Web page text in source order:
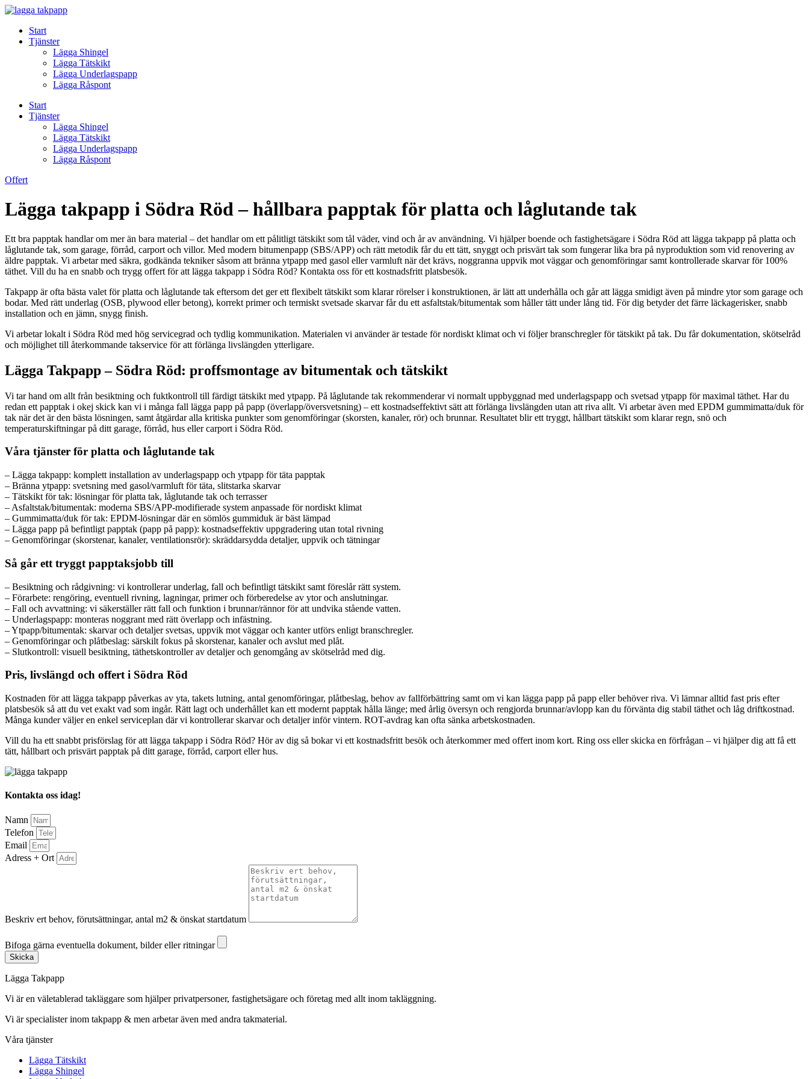
Skip
contentStart
Tjänster
Lägga Shingel
Lägga Tätskikt
Lägga Underlagspapp
Lägga Råspont
Start
Tjänster
Lägga Shingel
Lägga Tätskikt
Lägga Underlagspapp
Lägga Råspont
Offert
Lägga takpapp i Södra Röd – hållbara papptak för platta och låglutande tak
Ett bra papptak handlar om mer än bara material – det handlar om ett pålitligt tätskikt som tål väder, vind och år av användning. Vi hjälper boende och fastighetsägare i Södra Röd att lägga takpapp på platta och
låglutande tak, som garage, förråd, carport och villor. Med modern bitumenpapp (SBS/APP) och rätt metodik får du ett tätt, snyggt och prisvärt tak som fungerar lika bra på nyproduktion som vid renovering av
äldre papptak. Vi arbetar med säkra, godkända tekniker såsom att bränna ytpapp med gasol eller varmluft när det krävs, noggranna uppvik mot väggar och genomföringar samt kontrollerade skarvar för 100%
täthet. Vill du ha en snabb och trygg offert för att lägga takpapp i Södra Röd? Kontakta oss för ett kostnadsfritt platsbesök.
Takpapp är ofta bästa valet för platta och låglutande tak eftersom det ger ett flexibelt tätskikt som klarar rörelser i konstruktionen, är lätt att underhålla och går att lägga smidigt även på mindre ytor som garage och
bodar. Med rätt underlag (OSB, plywood eller betong), korrekt primer och termiskt svetsade skarvar får du ett asfaltstak/bitumentak som håller tätt under lång tid. För dig betyder det färre läckagerisker, snabb
installation och en jämn, snygg finish.
Vi arbetar lokalt i Södra Röd med hög servicegrad och tydlig kommunikation. Materialen vi använder är testade för nordiskt klimat och vi följer branschregler för tätskikt på tak. Du får dokumentation, skötselråd
och möjlighet till återkommande takservice för att förlänga livslängden ytterligare.
Lägga Takpapp – Södra Röd: proffsmontage av bitumentak och tätskikt
Vi tar hand om allt från besiktning och fuktkontroll till färdigt tätskikt med ytpapp. På låglutande tak rekommenderar vi normalt uppbyggnad med underlagspapp och svetsad ytpapp för maximal täthet. Har du
redan ett papptak i okej skick kan vi i många fall lägga papp på papp (överlapp/översvetsning) – ett kostnadseffektivt sätt att förlänga livslängden utan att riva allt. Vi arbetar även med EPDM gummimatta/duk för
tak när det är den bästa lösningen, samt åtgärdar alla kritiska punkter som genomföringar (skorsten, kanaler, rör) och brunnar. Resultatet blir ett tryggt, hållbart tätskikt som klarar regn, snö och
temperaturskiftningar på ditt garage, förråd, hus eller carport i Södra Röd.
Våra tjänster för platta och låglutande tak
– Lägga takpapp: komplett installation av underlagspapp och ytpapp för täta papptak
– Bränna ytpapp: svetsning med gasol/varmluft för täta, slitstarka skarvar
– Tätskikt för tak: lösningar för platta tak, låglutande tak och terrasser
– Asfaltstak/bitumentak: moderna SBS/APP-modifierade system anpassade för nordiskt klimat
– Gummimatta/duk för tak: EPDM-lösningar där en sömlös gummiduk är bäst lämpad
– Lägga papp på befintligt papptak (papp på papp): kostnadseffektiv uppgradering utan total rivning
– Genomföringar (skorstenar, kanaler, ventilationsrör): skräddarsydda detaljer, uppvik och tätningar
Så går ett tryggt papptaksjobb till
– Besiktning och rådgivning: vi kontrollerar underlag, fall och befintligt tätskikt samt föreslår rätt system.
– Förarbete: rengöring, eventuell rivning, lagningar, primer och förberedelse av ytor och anslutningar.
– Fall och avvattning: vi säkerställer rätt fall och funktion i brunnar/rännor för att undvika stående vatten.
– Underlagspapp: monteras noggrant med rätt överlapp och infästning.
– Ytpapp/bitumentak: skarvar och detaljer svetsas, uppvik mot väggar och kanter utförs enligt branschregler.
– Genomföringar och plåtbeslag: särskilt fokus på skorstenar, kanaler och avslut med plåt.
– Slutkontroll: visuell besiktning, täthetskontroller av detaljer och genomgång av skötselråd med dig.
Pris, livslängd och offert i Södra Röd
Kostnaden för att lägga takpapp påverkas av yta, takets lutning, antal genomföringar, plåtbeslag, behov av fallförbättring samt om vi kan lägga papp på papp eller behöver riva. Vi lämnar alltid fast pris efter
platsbesök så att du vet exakt vad som ingår. Rätt lagt och underhållet kan ett modernt papptak hålla länge; med årlig översyn och rengjorda brunnar/avlopp kan du förvänta dig stabil täthet och låg driftkostnad.
Många kunder väljer en enkel serviceplan där vi kontrollerar skarvar och detaljer inför vintern. ROT-avdrag kan ofta sänka arbetskostnaden.
Vill du ha ett snabbt prisförslag för att lägga takpapp i Södra Röd? Hör av dig så bokar vi ett kostnadsfritt besök och återkommer med offert inom kort. Ring oss eller skicka en förfrågan – vi hjälper dig att få ett
tätt, hållbart och prisvärt papptak på ditt garage, förråd, carport eller hus.
Kontakta oss idag!
Namn
Telefon
Email
Adress + Ort
Beskriv ert behov, förutsättningar, antal m2 & önskat startdatum
Bifoga gärna eventuella dokument, bilder eller ritningar
Skicka
Lägga Takpapp
Vi är en väletablerad takläggare som hjälper privatpersoner, fastighetsägare och företag med allt inom takläggning.
Vi är specialister inom takpapp & men arbetar även med andra takmaterial.
Våra tjänster
Lägga Tätskikt
Lägga Shingel